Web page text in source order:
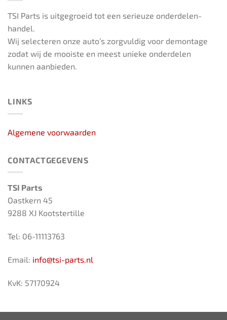
TSI Parts is uitgegroeid tot een serieuze onderdelen-
handel.
Wij selecteren onze auto’s zorgvuldig voor demontage
zodat wij de mooiste en meest unieke onderdelen
kunnen aanbieden.
LINKS
Algemene voorwaarden
CONTACTGEGEVENS
TSI Parts
Oastkern 45
9288 XJ Kootstertille
Tel: 06-11113763
Email: info@tsi-parts.nl
KvK: 57170924